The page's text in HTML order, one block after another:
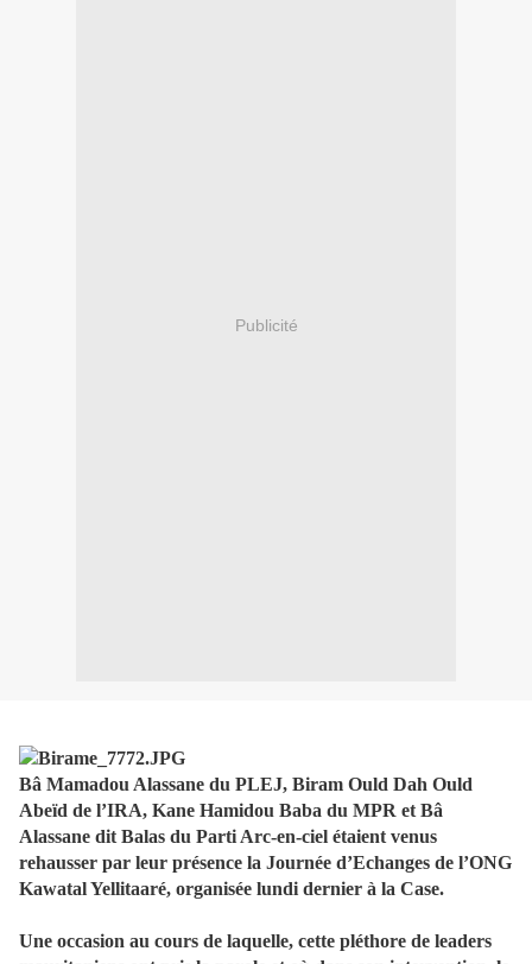
Publicité
Bâ Mamadou Alassane du PLEJ, Biram Ould Dah Ould
Abeïd de l’IRA, Kane Hamidou Baba du MPR et Bâ
Alassane dit Balas du Parti Arc-en-ciel étaient venus
rehausser par leur présence la Journée d’Echanges de l’ONG
Kawatal Yellitaaré, organisée lundi dernier à la Case.
Une occasion au cours de laquelle, cette pléthore de leaders